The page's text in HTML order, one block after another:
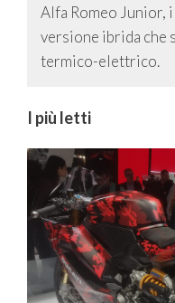
Alfa Romeo Junior,
versione ibrida che
termico-elettrico.
I più letti